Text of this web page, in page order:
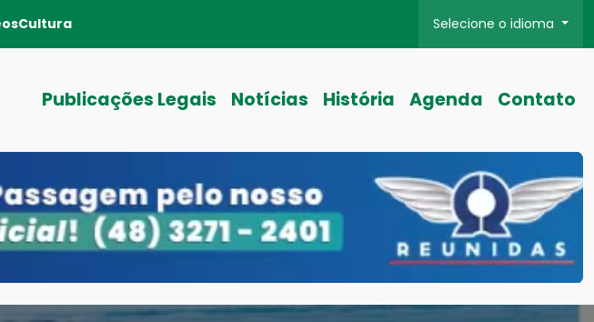
Cultura Selecione o idioma
Publicações Legais Notícias História Agenda Contato